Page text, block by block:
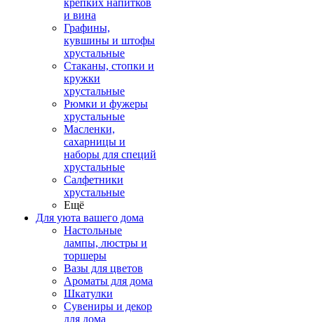
крепких напитков
и вина
Графины,
кувшины и штофы
хрустальные
Стаканы, стопки и
кружки
хрустальные
Рюмки и фужеры
хрустальные
Масленки,
сахарницы и
наборы для специй
хрустальные
Салфетники
хрустальные
Ещё
Для уюта вашего дома
Настольные
лампы, люстры и
торшеры
Вазы для цветов
Ароматы для дома
Шкатулки
Сувениры и декор
для дома